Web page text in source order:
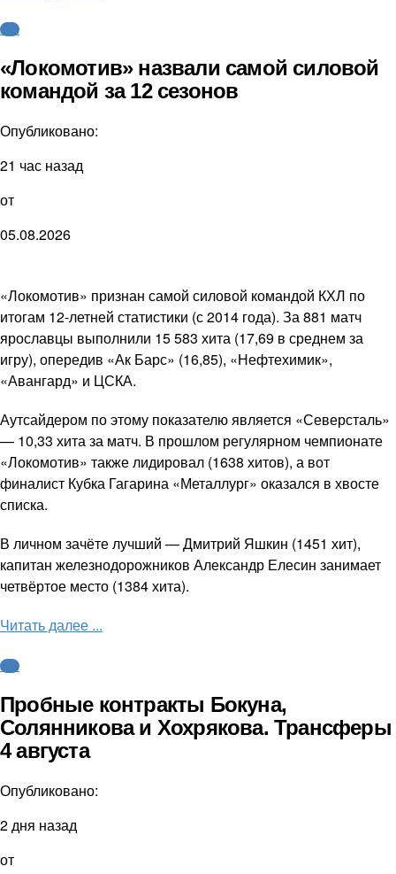
КХЛ
«Локомотив» назвали самой силовой
командой за 12 сезонов
Опубликовано:
21 час назад
от
05.08.2026
«Локомотив» признан самой силовой командой КХЛ по
итогам 12-летней статистики (с 2014 года). За 881 матч
ярославцы выполнили 15 583 хита (17,69 в среднем за
игру), опередив «Ак Барс» (16,85), «Нефтехимик»,
«Авангард» и ЦСКА.
Аутсайдером по этому показателю является «Северсталь»
— 10,33 хита за матч. В прошлом регулярном чемпионате
«Локомотив» также лидировал (1638 хитов), а вот
финалист Кубка Гагарина «Металлург» оказался в хвосте
списка.
В личном зачёте лучший — Дмитрий Яшкин (1451 хит),
капитан железнодорожников Александр Елесин занимает
четвёртое место (1384 хита).
Читать далее ...
КХЛ
Пробные контракты Бокуна,
Солянникова и Хохрякова. Трансферы
4 августа
Опубликовано:
2 дня назад
от